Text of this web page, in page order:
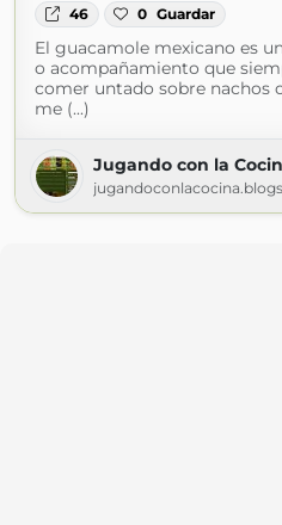
46 0 Guardar
El guacamole mexicano es
o acompañamiento que
comer untado sobre nachos
me (...)
Jugando con la